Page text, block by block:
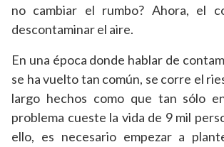
no cambiar el rumbo? Ahora, el
descontaminar el aire.
En una época donde hablar de
se ha vuelto tan común, se corre el
largo hechos como que tan sólo
problema cueste la vida de 9 mil
ello, es necesario empezar a